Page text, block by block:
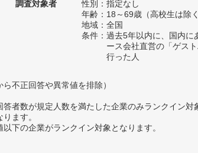
調査対象者
性別：指定なし
年齢：18～69歳（高校生は除く
地域：全国
条件：過去5年以内に、国内に
ース会社直営の「ゲス
行った人
不正回答や異常値を排除）
者数が規定人数を満たした企業のみランクイン対
ます。
下の企業がランクイン対象となります。